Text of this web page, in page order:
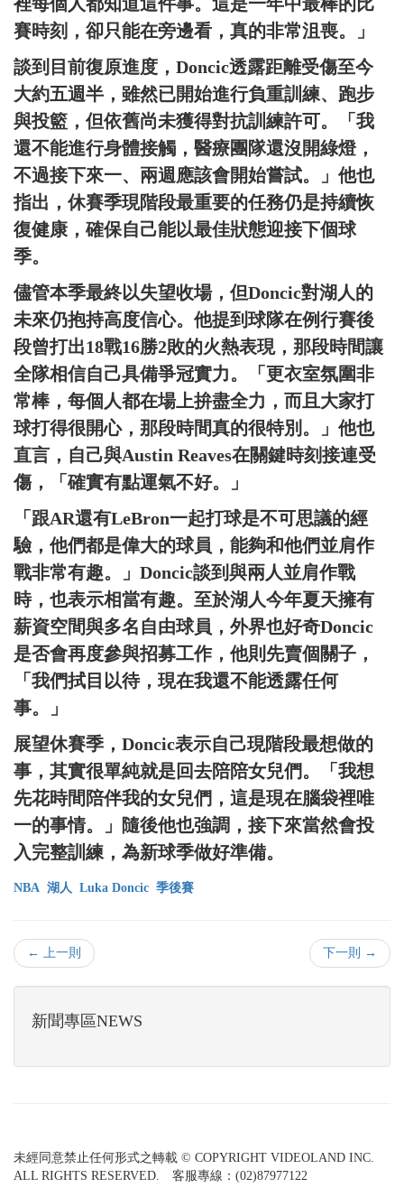
賽時刻，卻只能在旁邊看，真的非常沮喪。」
談到目前復原進度，Doncic透露距離受傷至今
大約五週半，雖然已開始進行負重訓練、跑步
與投籃，但依舊尚未獲得對抗訓練許可。「我
還不能進行身體接觸，醫療團隊還沒開綠燈，
不過接下來一、兩週應該會開始嘗試。」他也
指出，休賽季現階段最重要的任務仍是持續恢
復健康，確保自己能以最佳狀態迎接下個球
季。
儘管本季最終以失望收場，但Doncic對湖人的
未來仍抱持高度信心。他提到球隊在例行賽後
段曾打出18戰16勝2敗的火熱表現，那段時間讓
全隊相信自己具備爭冠實力。「更衣室氛圍非
常棒，每個人都在場上拚盡全力，而且大家打
球打得很開心，那段時間真的很特別。」他也
直言，自己與Austin Reaves在關鍵時刻接連受
傷，「確實有點運氣不好。」
「跟AR還有LeBron一起打球是不可思議的經
驗，他們都是偉大的球員，能夠和他們並肩作
戰非常有趣。」Doncic談到與兩人並肩作戰
時，也表示相當有趣。至於湖人今年夏天擁有
薪資空間與多名自由球員，外界也好奇Doncic
是否會再度參與招募工作，他則先賣個關子，
「我們拭目以待，現在我還不能透露任何
事。」
展望休賽季，Doncic表示自己現階段最想做的
事，其實很單純就是回去陪陪女兒們。「我想
先花時間陪伴我的女兒們，這是現在腦袋裡唯
一的事情。」隨後他也強調，接下來當然會投
入完整訓練，為新球季做好準備。
NBA 湖人 Luka Doncic 季後賽
← 上一則 下一則 →
新聞專區NEWS
未經同意禁止任何形式之轉載 © COPYRIGHT VIDEOLAND INC.
ALL RIGHTS RESERVED. 客服專線：(02)87977122